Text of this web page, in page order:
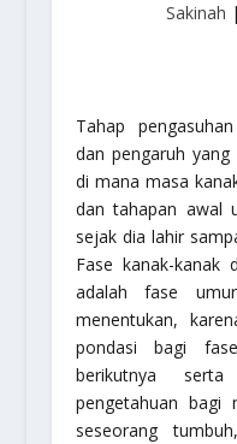
Sakinah |
Tahap
dan pengaruh
di mana masa
dan tahapan awal
sejak dia lahir
Fase kanak-kanak
adalah fase
menentukan,
pondasi bagi
berikutnya
pengetahuan
seseorang